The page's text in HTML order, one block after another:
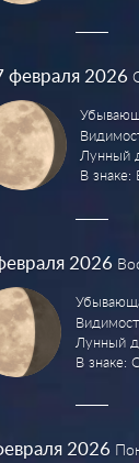
февраля 2026
Лунный
В
2026
Лунный
В знаке:
2026